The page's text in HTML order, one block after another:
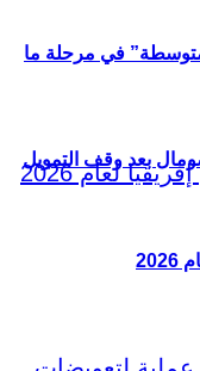
بعد وقف التمويل
متوسطة” في مرحلة ما